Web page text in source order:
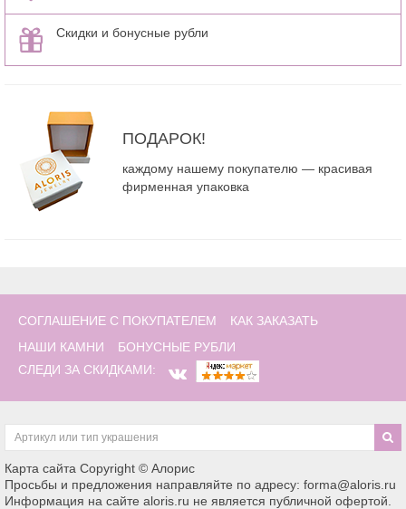
Скидки и бонусные рубли
ПОДАРОК!
каждому нашему покупателю — красивая
фирменная упаковка
СОГЛАШЕНИЕ С ПОКУПАТЕЛЕМ
КАК ЗАКАЗАТЬ
НАШИ КАМНИ
БОНУСНЫЕ РУБЛИ
СЛЕДИ ЗА СКИДКАМИ:
Карта сайта Copyright © Алорис
Просьбы и предложения направляйте по адресу: forma@aloris.ru
Информация на сайте aloris.ru не является публичной офертой.